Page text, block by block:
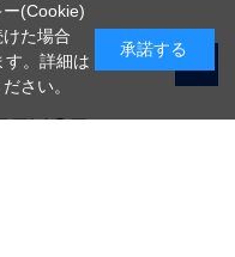
(Cookie)
た場合
す。詳細は
さい。
承諾する